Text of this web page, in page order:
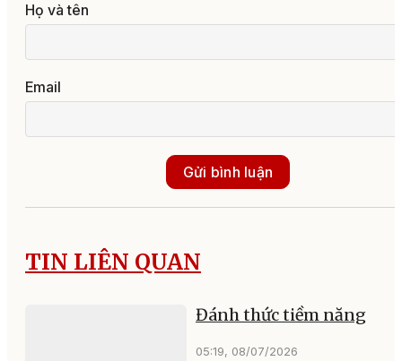
Họ và tên
Email
Gửi bình luận
TIN LIÊN QUAN
Đánh thức tiềm năng
05:19, 08/07/2026